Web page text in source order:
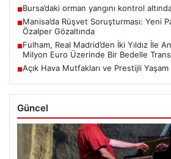
■Bursa’daki orman yangını kontrol
■Manisa’da Rüşvet Soruşturması: Yeni
Özalper Gözaltında
■Fulham, Real Madrid’den İki Yıldız İle
Milyon Euro Üzerinde Bir Bedelle
■Açık Hava Mutfakları ve Prestijli Yaşam
Güncel